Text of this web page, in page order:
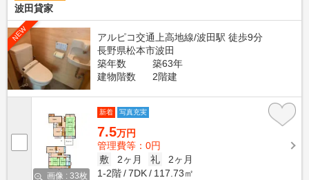
波田貸家
NEW
アルピコ交通上高地線/波田駅 徒歩9分
長野県松本市波田
築年数
築63年
建物階数
2階建
画像 : 33枚
新着 写真充実
7.5万円
管理費等：0円
敷
2ヶ月 礼
2ヶ月
1-2階
7DK 117.73㎡